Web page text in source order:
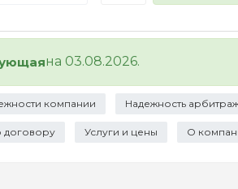
на 03.08.2026.
компании Надежность
договору Услуги и цены О